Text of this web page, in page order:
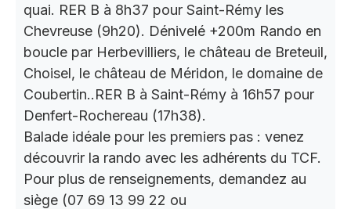
quai. RER B à 8h37 pour Saint-Rémy les
Chevreuse (9h20). Dénivelé +200m Rando en
boucle par Herbevilliers, le château de Breteuil,
Choisel, le château de Méridon, le domaine de
Coubertin..RER B à Saint-Rémy à 16h57 pour
Denfert-Rochereau (17h38).
Balade idéale pour les premiers pas : venez
découvrir la rando avec les adhérents du TCF.
Pour plus de renseignements, demandez au
siège (07 69 13 99 22 ou